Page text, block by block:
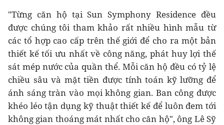
"Từng căn hộ tại Sun Symphony Residence đều
được chúng tôi tham khảo rất nhiều hình mẫu từ
các tổ hợp cao cấp trên thế giới để cho ra một bản
thiết kế tối ưu nhất về công năng, phát huy lợi thế
sát mép nước của quần thể. Mỗi căn hộ đều có tỷ lệ
chiều sâu và mặt tiền được tính toán kỹ lưỡng để
ánh sáng tràn vào mọi không gian. Ban công được
khéo léo tận dụng kỹ thuật thiết kế để luôn đem tới
không gian thoáng mát nhất cho căn hộ", ông Lê Sỹ